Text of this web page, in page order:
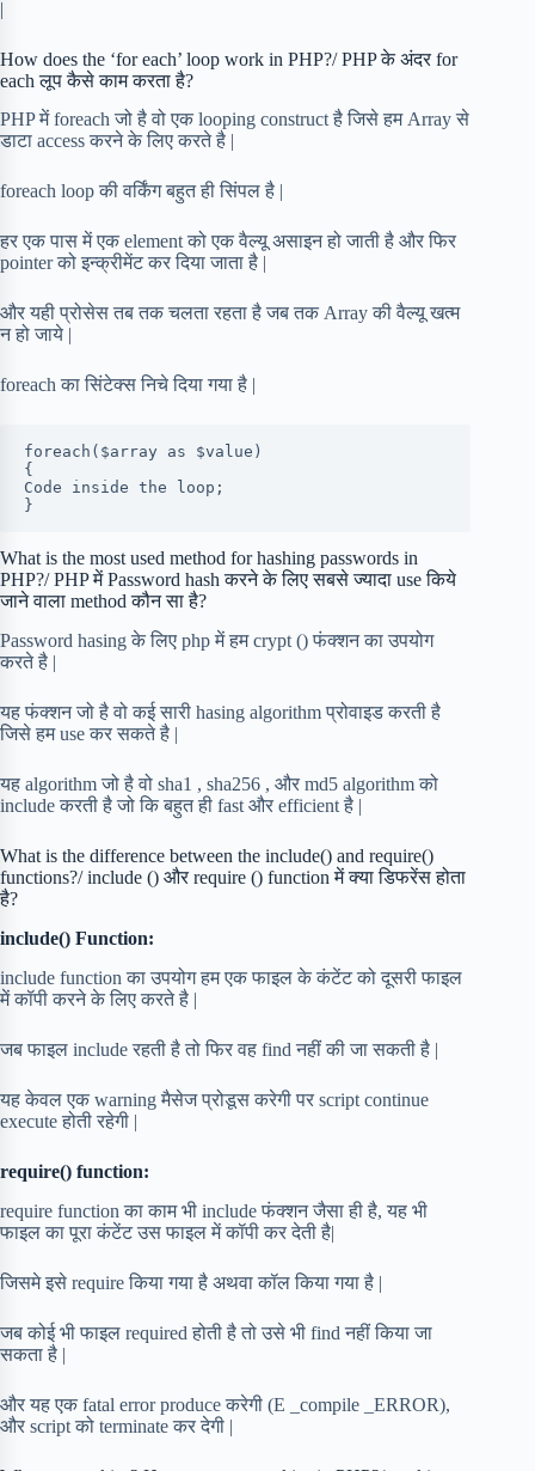
|
How does the ‘for each’ loop work in PHP?/ PHP के अंदर for
each लूप कैसे काम करता है?
PHP में foreach जो है वो एक looping construct है जिसे हम Array से
डाटा access करने के लिए करते है |
foreach loop की वर्किंग बहुत ही सिंपल है |
हर एक पास में एक element को एक वैल्यू असाइन हो जाती है और फिर
pointer को इन्क्रीमेंट कर दिया जाता है |
और यही प्रोसेस तब तक चलता रहता है जब तक Array की वैल्यू खत्म
न हो जाये |
foreach का सिंटेक्स निचे दिया गया है |
foreach($array as $value)
{
Code inside the loop;
}
What is the most used method for hashing passwords in
PHP?/ PHP में Password hash करने के लिए सबसे ज्यादा use किये
जाने वाला method कौन सा है?
Password hasing के लिए php में हम crypt () फंक्शन का उपयोग
करते है |
यह फंक्शन जो है वो कई सारी hasing algorithm प्रोवाइड करती है
जिसे हम use कर सकते है |
यह algorithm जो है वो sha1 , sha256 , और md5 algorithm को
include करती है जो कि बहुत ही fast और efficient है |
What is the difference between the include() and require()
functions?/ include () और require () function में क्या डिफरेंस होता
है?
include() Function:
include function का उपयोग हम एक फाइल के कंटेंट को दूसरी फाइल
में कॉपी करने के लिए करते है |
जब फाइल include रहती है तो फिर वह find नहीं की जा सकती है |
यह केवल एक warning मैसेज प्रोडूस करेगी पर script continue
execute होती रहेगी |
require() function:
require function का काम भी include फंक्शन जैसा ही है, यह भी
फाइल का पूरा कंटेंट उस फाइल में कॉपी कर देती है|
जिसमे इसे require किया गया है अथवा कॉल किया गया है |
जब कोई भी फाइल required होती है तो उसे भी find नहीं किया जा
सकता है |
और यह एक fatal error produce करेगी (E _compile _ERROR),
और script को terminate कर देगी |